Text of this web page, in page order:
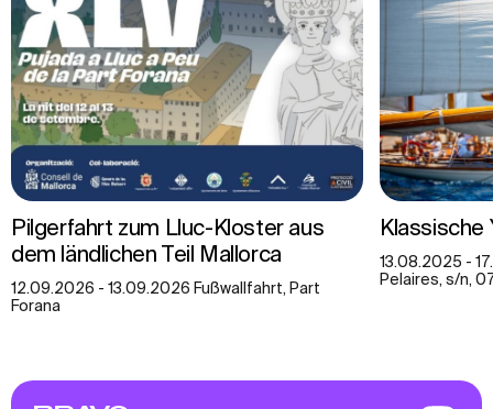
Pilgerfahrt zum Lluc-Kloster aus
dem ländlichen Teil Mallorca
12.09.2026 - 13.09.2026 Fußwallfahrt, Part
Forana
Klassische
13.08.2025 -
Pelaires, s/n,